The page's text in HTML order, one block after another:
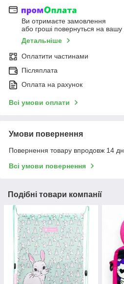
Ви отримаєте замовлення
або гроші повернуться на вашу
Детальніше
Оплатити частинами
Післяплата
Оплата на рахунок
Всі умови оплати
Умови повернення
Повернення товару впродовж 14
Всі умови повернення
Подібні товари компанії